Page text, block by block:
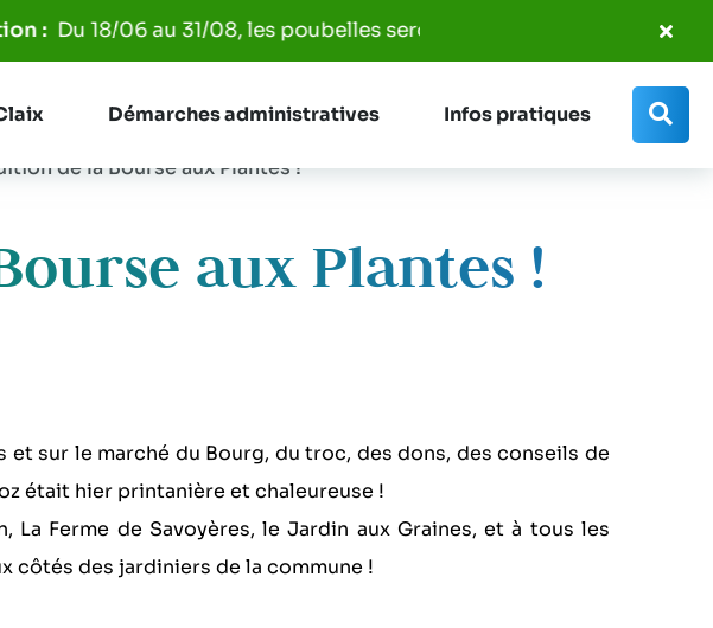
les poubelles seront ramassées entre 7h00 et 14h00. Les circuits et
Démarches administratives Infos pratiques
de la Bourse aux Plantes !
aux Plantes !
sur le marché du Bourg, du troc, des dons, des conseils de
était hier printanière et chaleureuse !
La Ferme de Savoyères, le Jardin aux Graines, et à tous les
côtés des jardiniers de la commune !